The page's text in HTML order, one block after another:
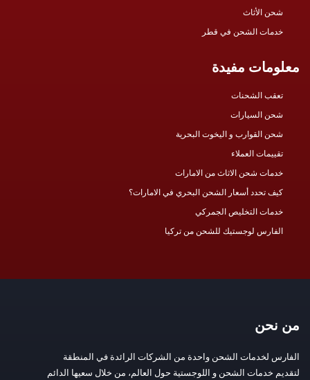
شحن الأثاث
خدمات الشحن في قطر
معلومات مفيدة
تعقب الشحنات
شحن السيارات
شحن القوارب و اليخوت البحرية
تقييمات العملاء
خدمات شحن الاثاث من الامارات
كيف تحدد أسعار الشحن البحري في الامارات؟
خدمات التخليص الجمركي
الفارس لوجستيك للشحن من تركيا
من نحن
الفارس لخدمات الشحن واحدة من الشركات الرائدة في المنطقة
لتقديم خدمات الشحن و اللوجستية حول العالم، من خلال سعيها الدائم